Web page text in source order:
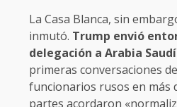
La Casa Blanca, sin
inmutó. Trump envió
delegación a Arabia Saudí
primeras conversaciones
funcionarios rusos en más
partes acordaron